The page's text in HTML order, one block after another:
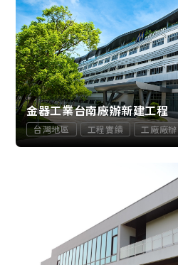
金器工業台南廠辦新建工程
台灣地區 工程實績 工廠廠辦